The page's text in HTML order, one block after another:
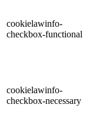
cookielawinfo-
checkbox-functional
cookielawinfo-
checkbox-necessary